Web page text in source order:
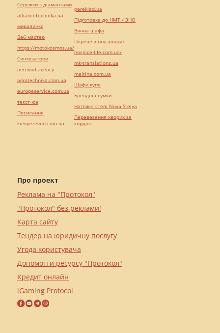
Про проект
Реклама на "Протокол"
"Протокол" без реклами!
Карта сайту
Тендер на юридичну послугу
Угода користувача
Допомогти ресурсу "Протокол"
Кредит онлайн
iGaming Protocol
Сережки з діамантами
alliancetechnika.ua
миралинкс
Веб мастер
https://motokosmos.ua/
Синтезатори
perevod.agency
agrotechnika.com.ua
europeservice.com.ua
текст юа
Посилання
kievperevod.com.ua
pereklad.ua
Підготовка до НМТ / ЗНО
Винна шафа
Перевезення хворих
hospice-life.com.ua/
mk-translations.ua
maltina.com.ua
Шафи купе
Брендові сумки
Натяжні стелі Nova Stelya
Перевезення хворих за
кордон